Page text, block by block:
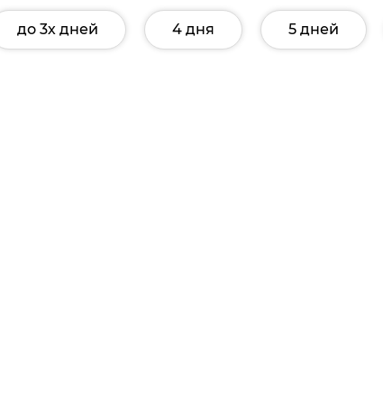
до 3х дней 4 дня 5 дней